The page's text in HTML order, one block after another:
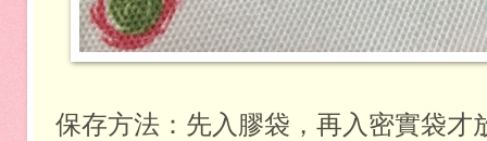
保存方法：先入膠袋，再入密實袋才